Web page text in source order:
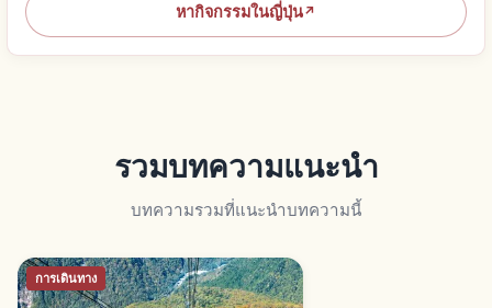
หากิจกรรมในญี่ปุ่น↗
รวมบทความแนะนำ
บทความรวมที่แนะนำบทความนี้
การเดินทาง